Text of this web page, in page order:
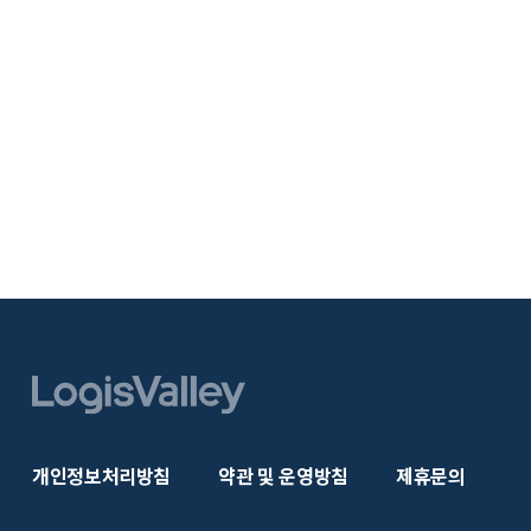
개인정보처리방침 약관 및 운영방침 제휴문의